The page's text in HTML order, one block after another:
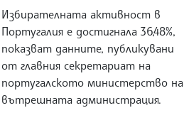
Избирателната активност в
Португалия е достигнала 36,48%,
показват данните, публикувани
от главния секретариат на
португалското министерство на
вътрешната администрация.